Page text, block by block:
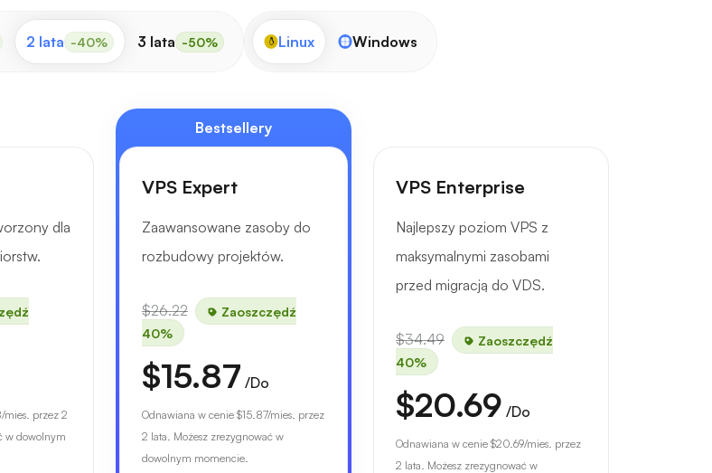
2 lata -40% 3 lata -50% Linux Windows
dla
/mies. przez 2
w dowolnym
Bestsellery
VPS Expert
Zaawansowane zasoby do
rozbudowy projektów.
$26.22
Zaoszczędź
40%
$15.87 /Do
Odnawiana w cenie $15.87/mies. przez
2 lata. Możesz zrezygnować w
dowolnym momencie.
VPS Enterprise
Najlepszy poziom VPS z
maksymalnymi zasobami
przed migracją do VDS.
$34.49
Zaoszczędź
40%
$20.69 /Do
Odnawiana w cenie $20.69/mies. przez
2 lata. Możesz zrezygnować w